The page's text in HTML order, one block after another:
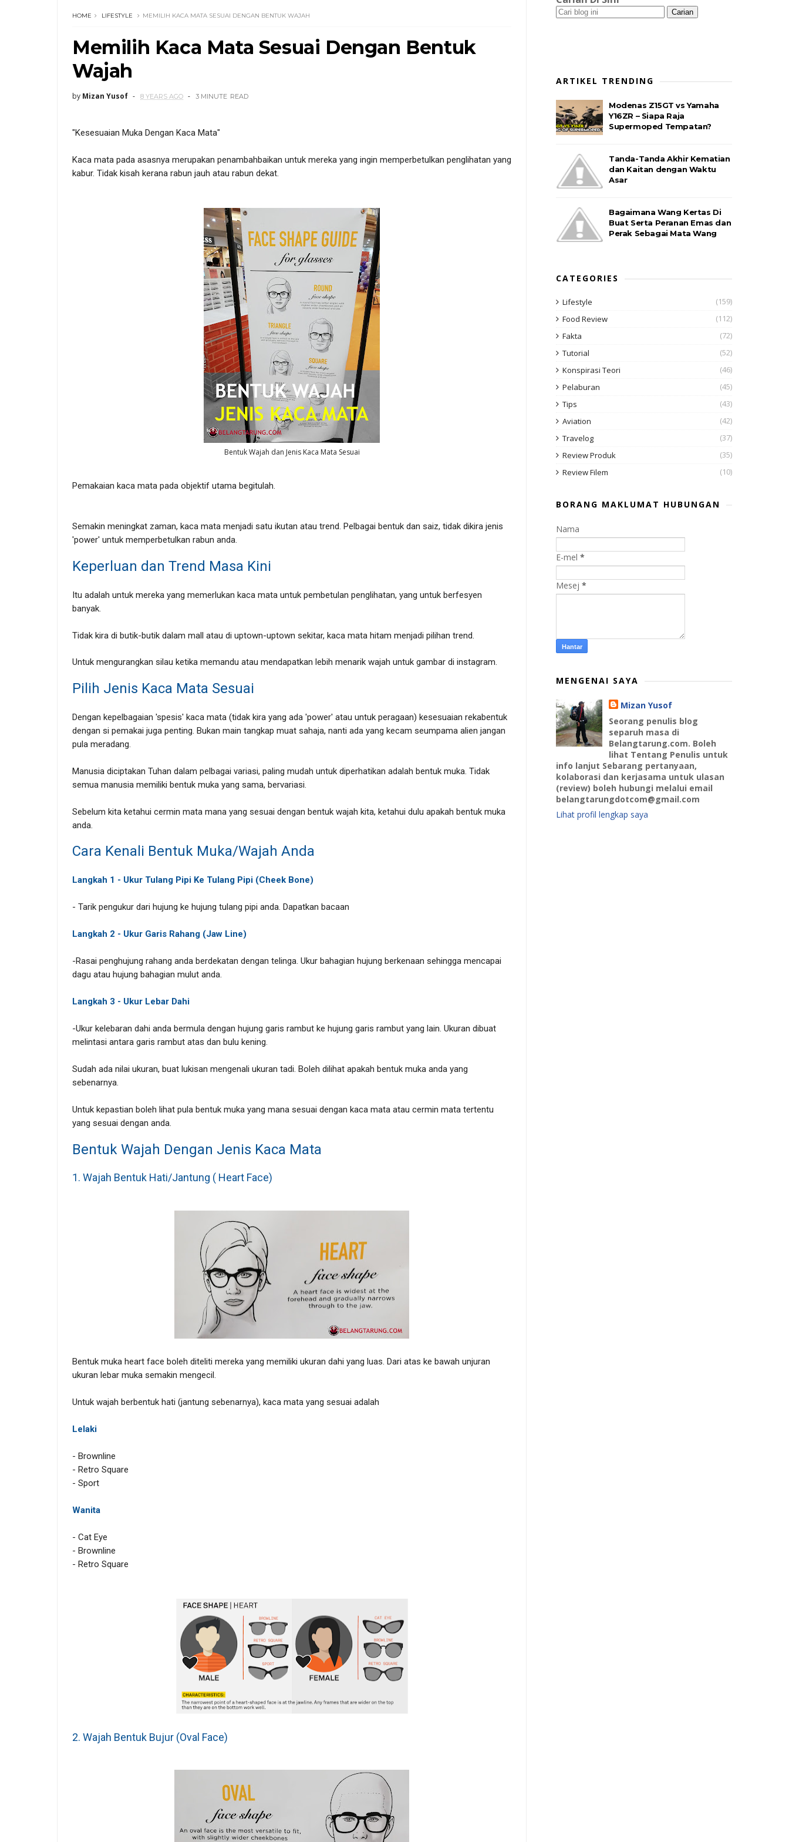
HOME LIFESTYLE MEMILIH KACA MATA SESUAI DENGAN BENTUK WAJAH
Memilih Kaca Mata Sesuai Dengan Bentuk
Wajah
by Mizan Yusof 8 YEARS AGO 3 MINUTE READ
"Kesesuaian Muka Dengan Kaca Mata"
Kaca mata pada asasnya merupakan penambahbaikan untuk mereka yang ingin memperbetulkan penglihatan yang
kabur. Tidak kisah kerana rabun jauh atau rabun dekat.
Bentuk Wajah dan Jenis Kaca Mata Sesuai
Pemakaian kaca mata pada objektif utama begitulah.
Semakin meningkat zaman, kaca mata menjadi satu ikutan atau trend. Pelbagai bentuk dan saiz, tidak dikira jenis
'power' untuk memperbetulkan rabun anda.
Keperluan dan Trend Masa Kini
Itu adalah untuk mereka yang memerlukan kaca mata untuk pembetulan penglihatan, yang untuk berfesyen
banyak.
Tidak kira di butik-butik dalam mall atau di uptown-uptown sekitar, kaca mata hitam menjadi pilihan trend.
Untuk mengurangkan silau ketika memandu atau mendapatkan lebih menarik wajah untuk gambar di instagram.
Pilih Jenis Kaca Mata Sesuai
Dengan kepelbagaian 'spesis' kaca mata (tidak kira yang ada 'power' atau untuk peragaan) kesesuaian rekabentuk
dengan si pemakai juga penting. Bukan main tangkap muat sahaja, nanti ada yang kecam seumpama alien jangan
pula meradang.
Manusia diciptakan Tuhan dalam pelbagai variasi, paling mudah untuk diperhatikan adalah bentuk muka. Tidak
semua manusia memiliki bentuk muka yang sama, bervariasi.
Sebelum kita ketahui cermin mata mana yang sesuai dengan bentuk wajah kita, ketahui dulu apakah bentuk muka
anda.
Cara Kenali Bentuk Muka/Wajah Anda
Langkah 1 - Ukur Tulang Pipi Ke Tulang Pipi (Cheek Bone)
- Tarik pengukur dari hujung ke hujung tulang pipi anda. Dapatkan bacaan
Langkah 2 - Ukur Garis Rahang (Jaw Line)
-Rasai penghujung rahang anda berdekatan dengan telinga. Ukur bahagian hujung berkenaan sehingga mencapai
dagu atau hujung bahagian mulut anda.
Langkah 3 - Ukur Lebar Dahi
-Ukur kelebaran dahi anda bermula dengan hujung garis rambut ke hujung garis rambut yang lain. Ukuran dibuat
melintasi antara garis rambut atas dan bulu kening.
Sudah ada nilai ukuran, buat lukisan mengenali ukuran tadi. Boleh dilihat apakah bentuk muka anda yang
sebenarnya.
Untuk kepastian boleh lihat pula bentuk muka yang mana sesuai dengan kaca mata atau cermin mata tertentu
yang sesuai dengan anda.
Bentuk Wajah Dengan Jenis Kaca Mata
1. Wajah Bentuk Hati/Jantung ( Heart Face)
Bentuk muka heart face boleh diteliti mereka yang memiliki ukuran dahi yang luas. Dari atas ke bawah unjuran
ukuran lebar muka semakin mengecil.
Untuk wajah berbentuk hati (jantung sebenarnya), kaca mata yang sesuai adalah
Lelaki
- Brownline
- Retro Square
- Sport
Wanita
- Cat Eye
- Brownline
- Retro Square
2. Wajah Bentuk Bujur (Oval Face)
ARTIKEL TRENDING
Modenas Z15GT vs Yamaha
Y16ZR – Siapa Raja
Supermoped Tempatan?
Tanda-Tanda Akhir Kematian
dan Kaitan dengan Waktu
Asar
Bagaimana Wang Kertas Di
Buat Serta Peranan Emas dan
Perak Sebagai Mata Wang
CATEGORIES
Lifestyle
(159)
Food Review
(112)
Fakta
(72)
Tutorial
(52)
Konspirasi Teori
(46)
Pelaburan
(45)
Tips
(43)
Aviation
(42)
Travelog
(37)
Review Produk
(35)
Review Filem
(10)
BORANG MAKLUMAT HUBUNGAN
Nama
E-mel *
Mesej *
MENGENAI SAYA
Mizan Yusof
Seorang penulis blog
separuh masa di
Belangtarung.com. Boleh
lihat Tentang Penulis untuk
info lanjut Sebarang pertanyaan,
kolaborasi dan kerjasama untuk ulasan
(review) boleh hubungi melalui email
belangtarungdotcom@gmail.com
Lihat profil lengkap saya